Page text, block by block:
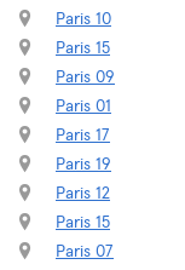
Paris 10
Paris 15
Paris 09
Paris 01
Paris 17
Paris 19
Paris 12
Paris 15
Paris 07